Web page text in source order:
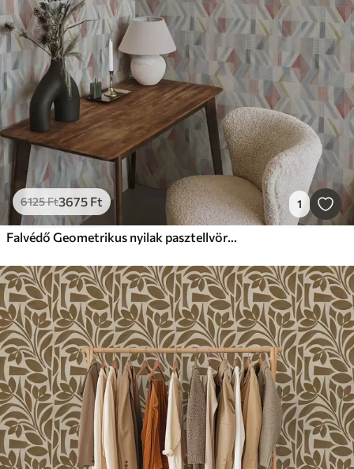
6125Ft3675 Ft 1
Falvédő Geometrikus nyilak pasztellvörös és kék árnyalatokban